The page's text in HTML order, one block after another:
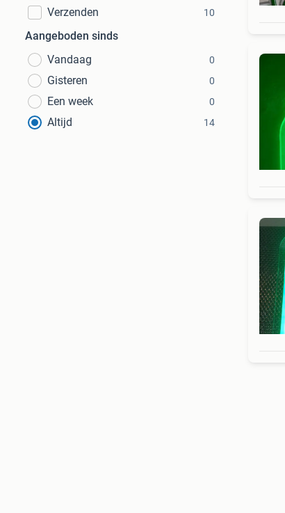
Verzenden 10
Aangeboden sinds
Vandaag
0
Gisteren 0
Een week 0
Altijd 14